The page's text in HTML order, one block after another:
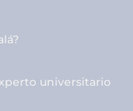
universitario